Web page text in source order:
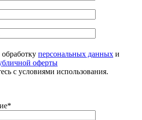
обработку персональных данных и
оферты
с условиями использования.
*